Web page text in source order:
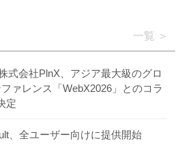
一覧
式会社PlnX、アジア最大級のグロ
ァレンス「WebX2026」とのコラ
定
、全ユーザー向けに提供開始